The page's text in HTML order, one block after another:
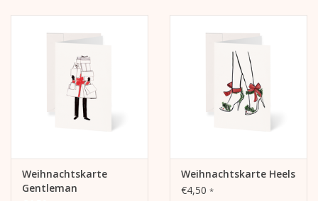
The image is on the front.
The inside and the back are blank and writable.
Weihnachtskarte
Gentleman
Weihnachtskarte Heels
€4,50 *